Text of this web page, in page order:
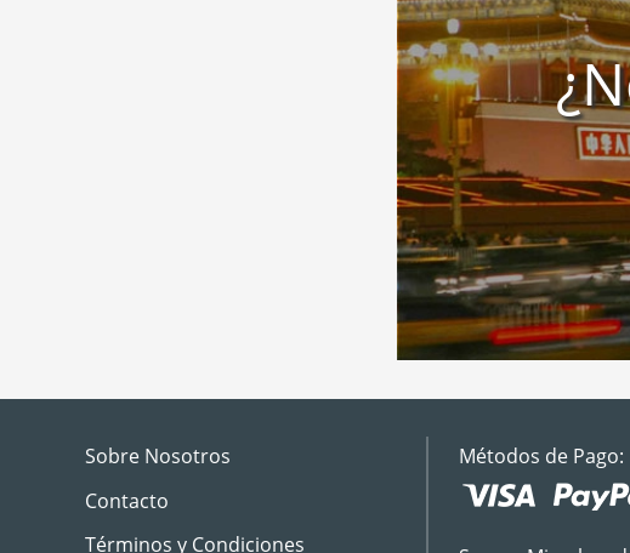
Sobre Nosotros
Contacto
Términos y Condiciones
Métodos de Pago: